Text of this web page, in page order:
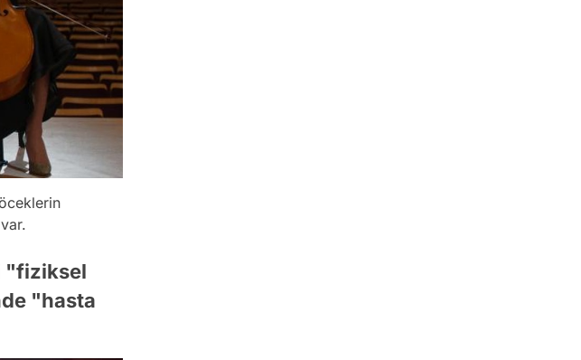
"fiziksel
"hasta